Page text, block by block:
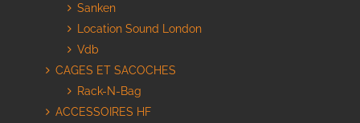
Sanken
Location Sound London
Vdb
CAGES ET SACOCHES
Rack-N-Bag
ACCESSOIRES HF